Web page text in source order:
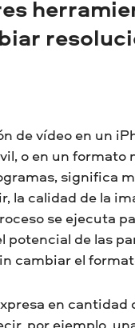
de DVD
resolución no
de vídeo en un
o en un formato
significa
la calidad de la
se ejecuta
potencial de las
cambiar el
en cantidad